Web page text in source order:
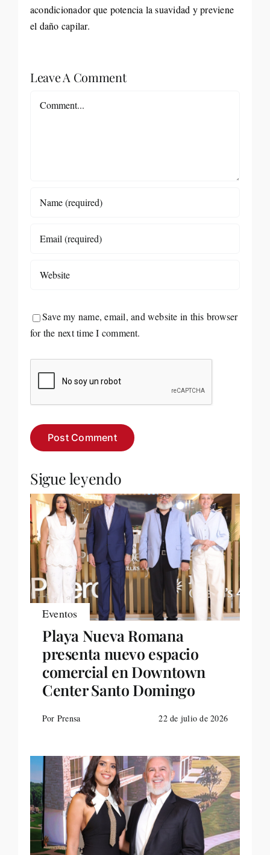
acondicionador que potencia la suavidad y previene
el daño capilar.
Leave A Comment
Save my name, email, and website in this browser
for the next time I comment.
Sigue leyendo
Eventos
Playa Nueva Romana
presenta nuevo espacio
comercial en Downtown
Center Santo Domingo
Por Prensa 22 de julio de 2026